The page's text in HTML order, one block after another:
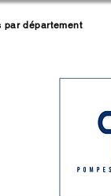
par département